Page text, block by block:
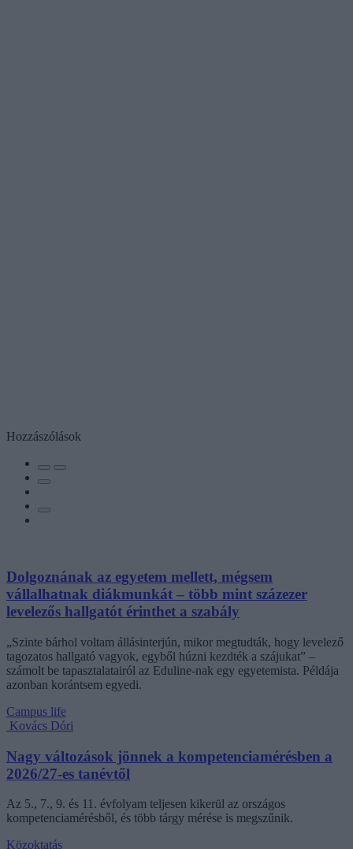
Hozzászólások
Dolgoznának az egyetem mellett, mégsem
vállalhatnak diákmunkát – több mint százezer
levelezős hallgatót érinthet a szabály
„Szinte bárhol voltam állásinterjún, mikor megtudták, hogy levelező
tagozatos hallgató vagyok, egyből húzni kezdték a szájukat” –
számolt be tapasztalatairól az Eduline-nak egy egyetemista. Példája
azonban korántsem egyedi.
Campus life
Kovács Dóri
Nagy változások jönnek a kompetenciamérésben a
2026/27-es tanévtől
Az 5., 7., 9. és 11. évfolyam teljesen kikerül az országos
kompetenciamérésből, és több tárgy mérése is megszűnik.
Közoktatás